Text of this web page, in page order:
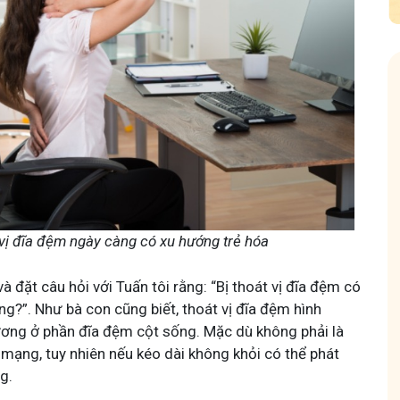
đĩa đệm ngày càng có xu hướng trẻ hóa
đặt câu hỏi với Tuấn tôi rằng: “Bị thoát vị đĩa đệm có
Như bà con cũng biết, thoát vị đĩa đệm hình
ở phần đĩa đệm cột sống. Mặc dù không phải là
tuy nhiên nếu kéo dài không khỏi có thể phát
thuốc Nam, về
Hội Đau Xương Khớp - Tuấn Tôi Đồng Hành
thành viên
Cộng đồng cho bà con gặp vấn đề xương khớp, cùng